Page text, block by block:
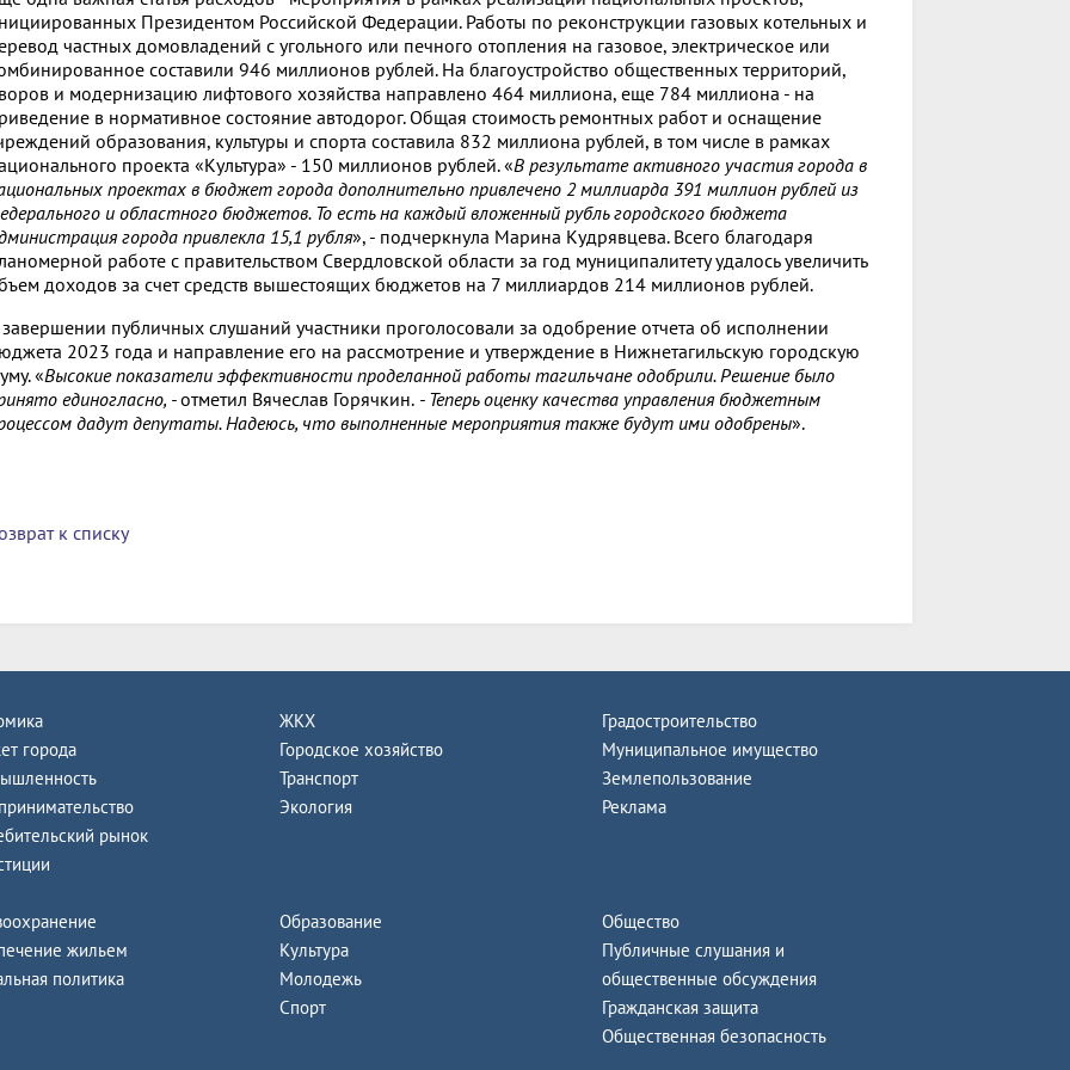
Президентом Российской Федерации. Работы по реконструкции газовых котельных и
частных домовладений с угольного или печного отопления на газовое, электрическое или
составили 946 миллионов рублей. На благоустройство общественных территорий,
и модернизацию лифтового хозяйства направлено 464 миллиона, еще 784 миллиона - на
в нормативное состояние автодорог. Общая стоимость ремонтных работ и оснащение
образования, культуры и спорта составила 832 миллиона рублей, в том числе в рамках
проекта «Культура» - 150 миллионов рублей. «В результате активного участия города в
проектах в бюджет города дополнительно привлечено 2 миллиарда 391 миллион рублей из
и областного бюджетов. То есть на каждый вложенный рубль городского бюджета
города привлекла 15,1 рубля», - подчеркнула Марина Кудрявцева. Всего благодаря
работе с правительством Свердловской области за год муниципалитету удалось увеличить
доходов за счет средств вышестоящих бюджетов на 7 миллиардов 214 миллионов рублей.
публичных слушаний участники проголосовали за одобрение отчета об исполнении
2023 года и направление его на рассмотрение и утверждение в Нижнетагильскую городскую
«Высокие показатели эффективности проделанной работы тагильчане одобрили. Решение было
единогласно, -отметил Вячеслав Горячкин. - Теперь оценку качества управления бюджетным
дадут депутаты. Надеюсь, что выполненные мероприятия также будут ими одобрены».
к списку
города
рынок
ЖКХ
Городское хозяйство
Транспорт
Экология
Градостроительство
Муниципальное имущество
Землепользование
Реклама
жильем
политика
Образование
Культура
Молодежь
Спорт
Общество
Публичные слушания и
общественные обсуждения
Гражданская защита
Общественная безопасность